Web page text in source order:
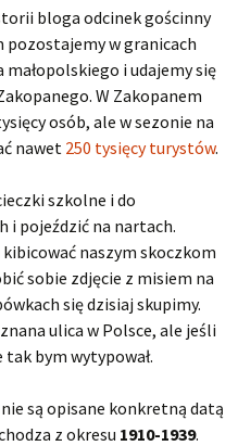
bloga odcinek gościnny
pozostajemy w granicach
i udajemy się
W Zakopanem
osób, ale w sezonie na
nawet 250 tysięcy turystów.
szkolne i do
i pojeździć na nartach.
naszym skoczkom
sobie zdjęcie z misiem na
się dzisiaj skupimy.
ulica w Polsce, ale jeśli
tak bym wytypował.
są opisane konkretną datą
z okresu 1910-1939.